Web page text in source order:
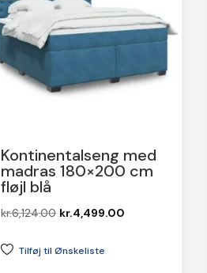
Kontinentalseng med
madras 180×200 cm
fløjl blå
kr.6,124.00 Den
pris
kr.4,499.00
Tilføj til Ønskeliste